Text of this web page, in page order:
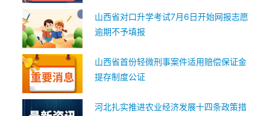
山西省对口升学考试7月6日开始网报志愿
逾期不予填报
山西省首份轻微刑事案件适用赔偿保证金
提存制度公证
河北扎实推进农业经济发展十四条政策措